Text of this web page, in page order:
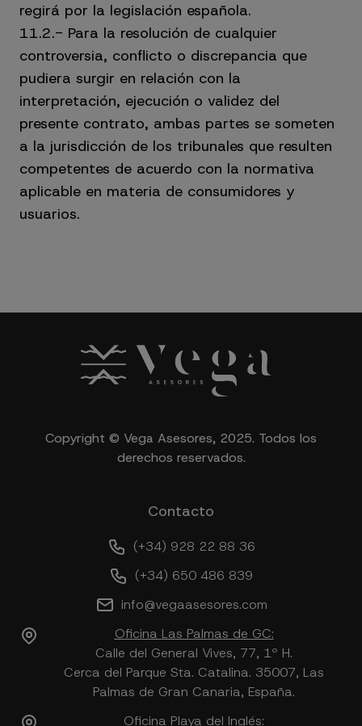
regirá por la legislación española.
11.2.- Para la resolución de cualquier
controversia, conflicto o discrepancia que
pudiera surgir en relación con la
interpretación, ejecución o validez del
presente contrato, ambas partes se someten
a la jurisdicción de los tribunales que resulten
competentes de acuerdo con la normativa
aplicable en materia de consumidores y
usuarios.
Copyright © Vega Asesores, 2025. Todos los
derechos reservados.
Contacto
(+34) 928 22 88 36
(+34) 650 486 839
info@vegaasesores.com
Oficina Las Palmas de GC:
Calle del General Vives, 77, 1º H.
Cerca del Parque Sta. Catalina. 35007, Las
Palmas de Gran Canaria, España.
Oficina Playa del Inglés: